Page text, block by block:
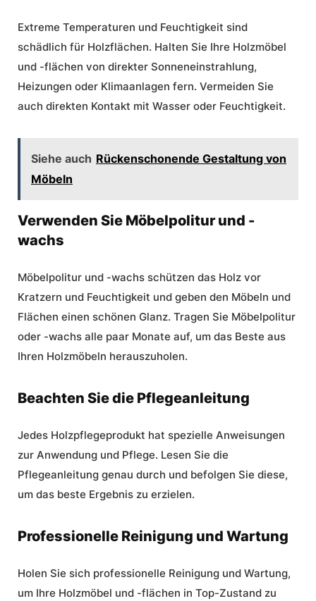
Extreme Temperaturen und Feuchtigkeit sind
schädlich für Holzflächen. Halten Sie Ihre Holzmöbel
und -flächen von direkter Sonneneinstrahlung,
Heizungen oder Klimaanlagen fern. Vermeiden Sie
auch direkten Kontakt mit Wasser oder Feuchtigkeit.
Siehe auch Rückenschonende Gestaltung von
Möbeln
Verwenden Sie Möbelpolitur und -
wachs
Möbelpolitur und -wachs schützen das Holz vor
Kratzern und Feuchtigkeit und geben den Möbeln und
Flächen einen schönen Glanz. Tragen Sie Möbelpolitur
oder -wachs alle paar Monate auf, um das Beste aus
Ihren Holzmöbeln herauszuholen.
Beachten Sie die Pflegeanleitung
Jedes Holzpflegeprodukt hat spezielle Anweisungen
zur Anwendung und Pflege. Lesen Sie die
Pflegeanleitung genau durch und befolgen Sie diese,
um das beste Ergebnis zu erzielen.
Professionelle Reinigung und Wartung
Holen Sie sich professionelle Reinigung und Wartung,
um Ihre Holzmöbel und -flächen in Top-Zustand zu